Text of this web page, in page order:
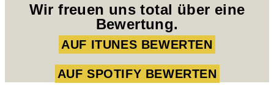
Wir freuen uns total über eine
Bewertung.
AUF ITUNES BEWERTEN
AUF SPOTIFY BEWERTEN